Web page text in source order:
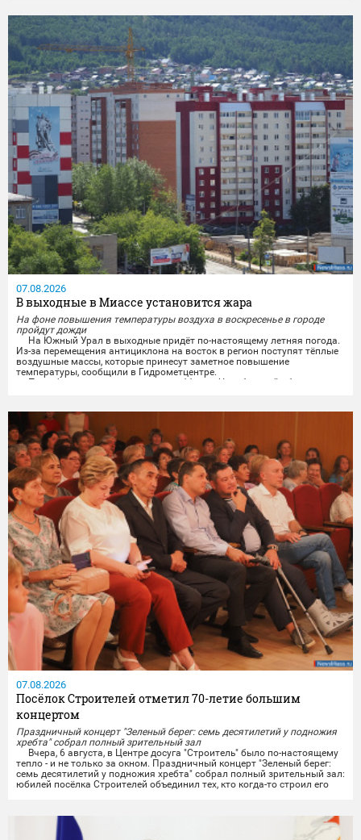
07.08.2026
В выходные в Миассе установится жара
На фоне повышения температуры воздуха в воскресенье в городе
пройдут дожди
На Южный Урал в выходные придёт по-настоящему летняя погода.
Из-за перемещения антициклона на восток в регион поступят тёплые
воздушные массы, которые принесут заметное повышение
температуры, сообщили в Гидрометцентре.
По информации синоптиков, в субботу в Челябинской области
07.08.2026
Посёлок Строителей отметил 70-летие большим
концертом
Праздничный концерт "Зеленый берег: семь десятилетий у подножия
хребта" собрал полный зрительный зал
Вчера, 6 августа, в Центре досуга "Строитель" было по-настоящему
тепло - и не только за окном. Праздничный концерт "Зеленый берег:
семь десятилетий у подножия хребта" собрал полный зрительный зал:
юбилей посёлка Строителей объединил тех, кто когда-то строил его
Со сцены звучали тёплые слова...